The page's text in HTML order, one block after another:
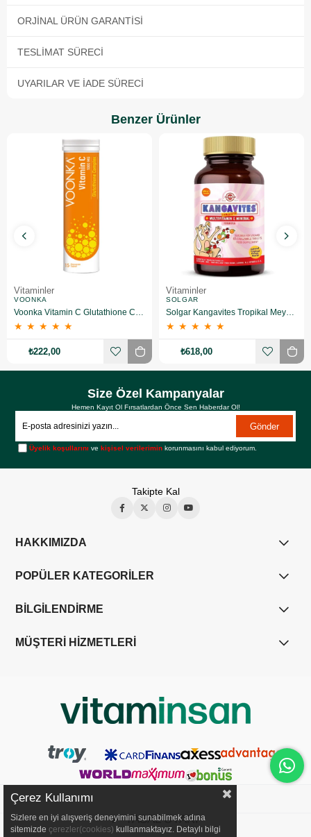
ORJINAL ÜRÜN GARANTISI
TESLIMAT SÜRECI
UYARILAR VE İADE SÜRECI
Benzer Ürünler
Vitaminler
VOONKA
Voonka Vitamin C Glutathione Complex Efervesan 15 Tablet
★ ★ ★ ★ ★
₺222,00
Vitaminler
SOLGAR
Solgar Kangavites Tropikal Meyve Aromalı 60 Tablet
★ ★ ★ ★ ★
₺618,00
Size Özel Kampanyalar
Hemen Kayıt Ol Fırsatlardan Önce Sen Haberdar Ol!
Gönder
Üyelik koşullarını vekişisel verilerimin korunmasını kabul ediyorum.
Takipte Kal
HAKKIMIZDA
POPÜLER KATEGORİLER
BİLGİLENDİRME
MÜŞTERİ HİZMETLERİ
YASAL UYARI
Çerez Kullanımı
Sizlere en iyi alışveriş deneyimini sunabilmek adına
sitemizde çerezler(cookies) kullanmaktayız. Detaylı bilgi